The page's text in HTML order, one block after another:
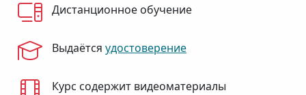
Дистанционное обучение
Выдаётся удостоверение
Курс содержит видеоматериалы